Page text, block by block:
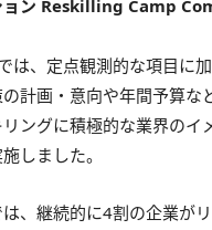
ョン Reskilling Camp
は、定点観測的な項目に
計画・意向や年間予算な
ングに積極的な業界のイ
しました。
、継続的に4割の企業が